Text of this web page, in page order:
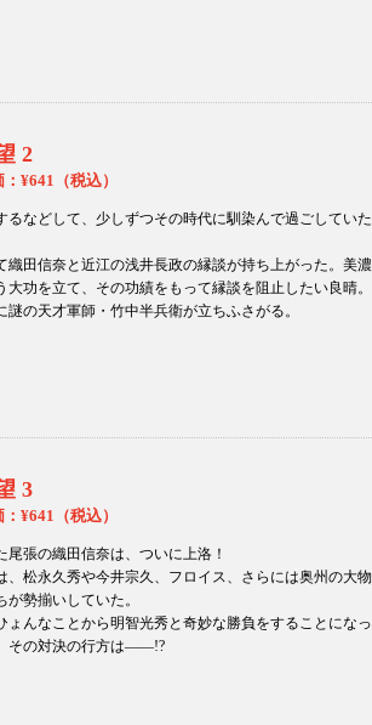
2
¥641（税込）
るなどして、少しずつその時代に馴染んで過ごしていた
織田信奈と近江の浅井長政の縁談が持ち上がった。美濃
大功を立て、その功績をもって縁談を阻止したい良晴。
の天才軍師・竹中半兵衛が立ちふさがる。
3
¥641（税込）
尾張の織田信奈は、ついに上洛！
、松永久秀や今井宗久、フロイス、さらには奥州の大物
が勢揃いしていた。
ょんなことから明智光秀と奇妙な勝負をすることになっ
その対決の行方は——!?